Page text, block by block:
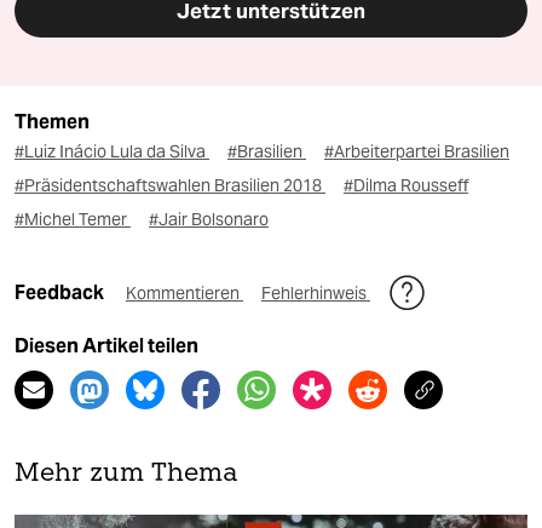
Jetzt unterstützen
Themen
#Luiz Inácio Lula da Silva #Brasilien
#Arbeiterpartei Brasilien
#Präsidentschaftswahlen Brasilien 2018
#Dilma Rousseff
#Michel Temer
#Jair Bolsonaro
Feedback Kommentieren Fehlerhinweis
Diesen Artikel teilen
Mehr zum Thema